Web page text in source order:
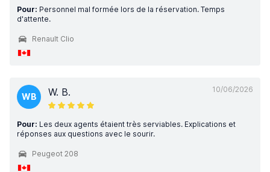
Pour: Personnel mal formée lors de la réservation. Temps
d'attente.
Renault Clio
10/06/2026
WB W. B.
Pour: Les deux agents étaient très serviables. Explications et
réponses aux questions avec le sourir.
Peugeot 208